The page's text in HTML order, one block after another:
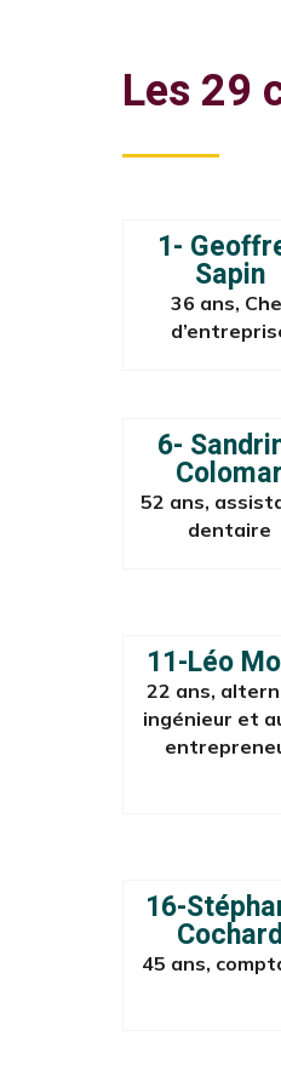
Les 29
1-
Sapin
36 ans,
6-
Colomar
52 ans,
dentaire
11-Léo
22 ans,
ingénieur et
16-
Cochard
45 ans,